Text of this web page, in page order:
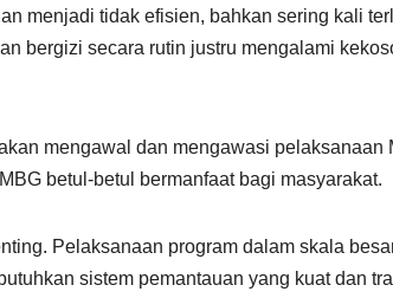
menjadi tidak efisien, bahkan sering kali
bergizi secara rutin justru mengalami
mengawal dan mengawasi pelaksanaan
betul-betul bermanfaat bagi masyarakat.
Pelaksanaan program dalam skala
sistem pemantauan yang kuat dan